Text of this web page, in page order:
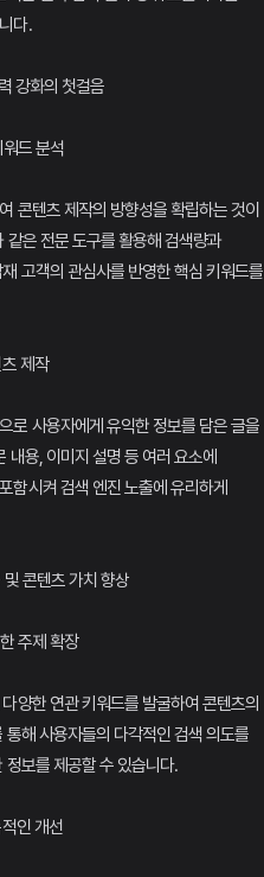
다.
강화의 첫걸음
드 분석
콘텐츠 제작의 방향성을 확립하는 것이
같은 전문 도구를 활용해 검색량과
고객의 관심사를 반영한 핵심 키워드를
제작
로 사용자에게 유익한 정보를 담은 글을
내용, 이미지 설명 등 여러 요소에
함시켜 검색 엔진 노출에 유리하게
콘텐츠 가치 향상
주제 확장
양한 연관 키워드를 발굴하여 콘텐츠의
통해 사용자들의 다각적인 검색 의도를
보를 제공할 수 있습니다.
인 개선